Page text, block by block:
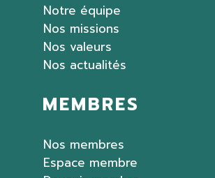
Notre équipe
Nos missions
Nos valeurs
Nos actualités
MEMBRES
Nos membres
Espace membre